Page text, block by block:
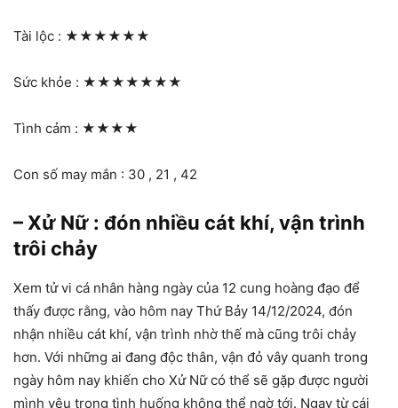
Tài lộc : ★★★★★★
Sức khỏe : ★★★★★★★
Tình cảm : ★★★★
Con số may mắn : 30 , 21 , 42
– Xử Nữ : đón nhiều cát khí, vận trình
trôi chảy
Xem tử vi cá nhân hàng ngày của 12 cung hoàng đạo để
thấy được rằng, vào hôm nay Thứ Bảy 14/12/2024, đón
nhận nhiều cát khí, vận trình nhờ thế mà cũng trôi chảy
hơn. Với những ai đang độc thân, vận đỏ vây quanh trong
ngày hôm nay khiến cho Xử Nữ có thể sẽ gặp được người
mình yêu trong tình huống không thể ngờ tới. Ngay từ cái